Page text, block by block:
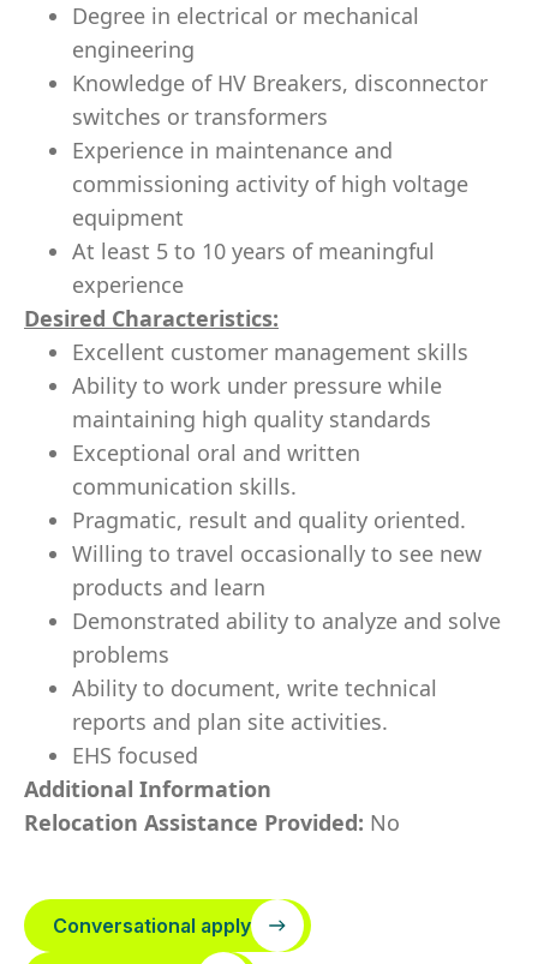
Degree in electrical or mechanical
engineering
Knowledge of HV Breakers, disconnector
switches or transformers
Experience in maintenance and
commissioning activity of high voltage
equipment
At least 5 to 10 years of meaningful
experience
Desired Characteristics:
Excellent customer management skills
Ability to work under pressure while
maintaining high quality standards
Exceptional oral and written
communication skills.
Pragmatic, result and quality oriented.
Willing to travel occasionally to see new
products and learn
Demonstrated ability to analyze and solve
problems
Ability to document, write technical
reports and plan site activities.
EHS focused
Additional Information
Relocation Assistance Provided: No
Conversational apply